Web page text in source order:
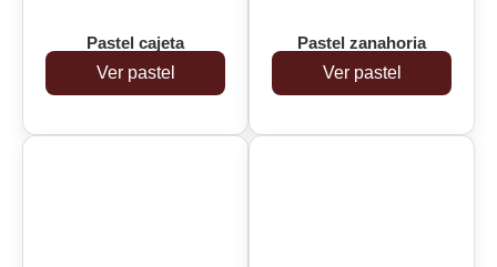
Pastel cajeta
Ver pastel
Pastel zanahoria
Ver pastel